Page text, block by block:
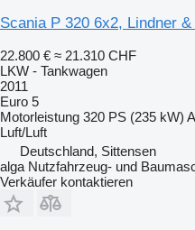
Scania P 320 6x2, Lindner
22.800 € ≈ 21.310 CHF
LKW - Tankwagen
2011
Euro 5
Motorleistung 320 PS (235 kW)
Luft/Luft
Deutschland, Sittensen
alga Nutzfahrzeug- und
Verkäufer kontaktieren